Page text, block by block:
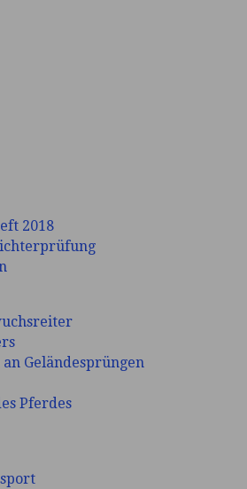
2018
Geländesprüngen
Pferdes